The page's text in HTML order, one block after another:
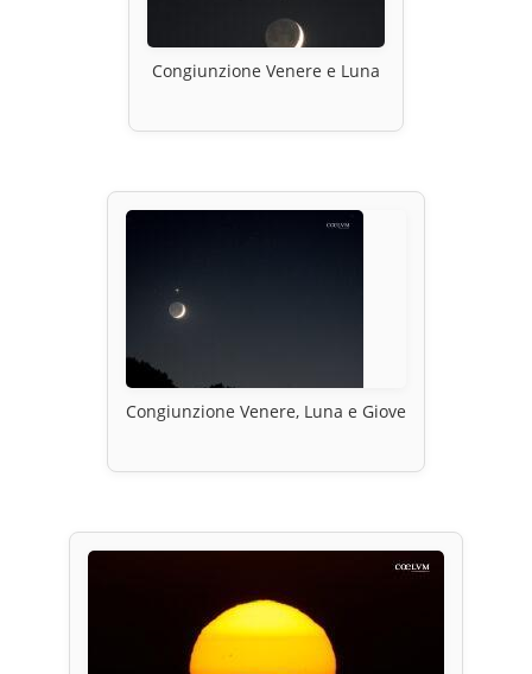
Congiunzione Venere e Luna
Congiunzione Venere, Luna e Giove